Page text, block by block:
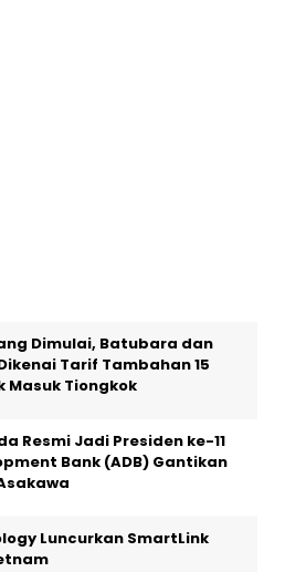
Dimulai, Batubara dan
Tarif Tambahan 15
Masuk Tiongkok
Resmi Jadi Presiden ke-11
Bank (ADB) Gantikan
Luncurkan SmartLink